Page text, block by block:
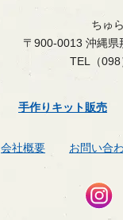
ちゅ
〒900-0013 沖縄
TEL（
手作りキット販売
会社概要 お問い合